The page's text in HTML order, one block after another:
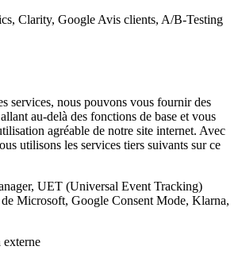
Clarity, Google Avis clients, A/B-Testing
services, nous pouvons vous fournir des
au-delà des fonctions de base et vous
agréable de notre site internet. Avec
utilisons les services tiers suivants sur ce
UET (Universal Event Tracking)
Microsoft, Google Consent Mode, Klarna,
externe